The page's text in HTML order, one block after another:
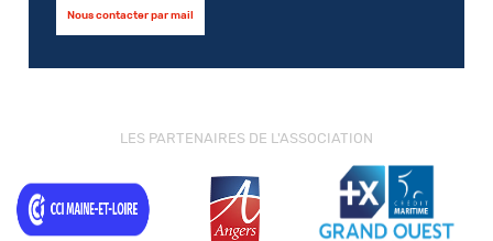
Nous contacter par mail
LES PARTENAIRES DE L'ASSOCIATION